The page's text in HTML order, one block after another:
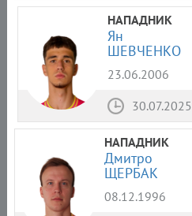
НАПАДНИК
Ян
ШЕВЧЕНКО
23.06.2006
30.07.2025
НАПАДНИК
Дмитро
ЩЕРБАК
08.12.1996